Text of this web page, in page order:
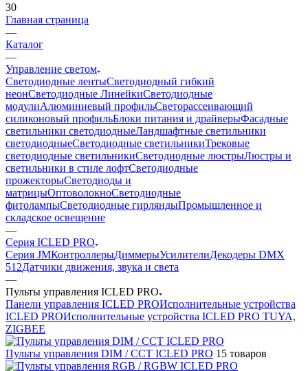
30
Главная страница
—
Каталог
—
Управление светом
Светодиодные лентыСветодиодный гибкий
неонСветодиодные ЛинейкиСветодиодные
модулиАлюминиевый профильСветорассеивающий
силиконовый профильБлоки питания и драйверыФасадные
светильники светодиодныеЛандшафтные светильники
светодиодныеСветодиодные светильникиТрековые
светодиодные светильникиСветодиодные люстрыЛюстры и
светильники в стиле лофтСветодиодные
прожекторыСветодиоды и
матрицыОптоволокноСветодиодные
фитолампыСветодиодные гирляндыПромышленное и
складское освещение
—
Серия ICLED PRO
Серия JMКонтроллерыДиммерыУсилителиДекодеры DMX
512Датчики движения, звука и света
—
Пульты управления ICLED PRO
Панели управления ICLED PROИсполнительные устройства
ICLED PROИсполнительные устройства ICLED PRO TUYA,
ZIGBEE
Пульты управления DIM / CCT ICLED PRO 15 товаров